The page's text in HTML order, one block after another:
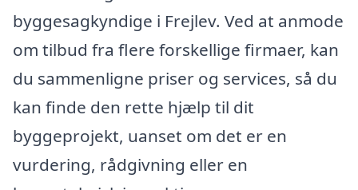
byggesagkyndige i Frejlev. Ved at anmode
om tilbud fra flere forskellige firmaer, kan
du sammenligne priser og services, så du
kan finde den rette hjælp til dit
byggeprojekt, uanset om det er en
vurdering, rådgivning eller en